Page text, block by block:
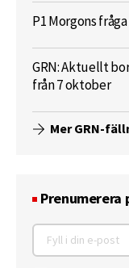
P1 Morgons
GRN: Aktuellt
från 7 oktober
Mer GRN-
Prenumerera